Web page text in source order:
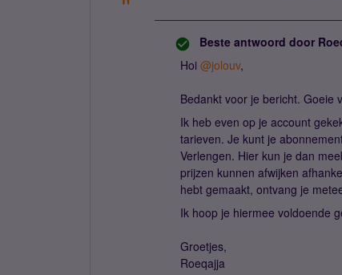
Beste antwoord door
Hoi @jolouv,
Bedankt voor je bericht. Goeie
Ik heb even op je account
tarieven. Je kunt je
Verlengen. Hier kun je dan
prijzen kunnen afwijken
hebt gemaakt, ontvang je
Ik hoop je hiermee voldoende
Groetjes,
Roeqajja